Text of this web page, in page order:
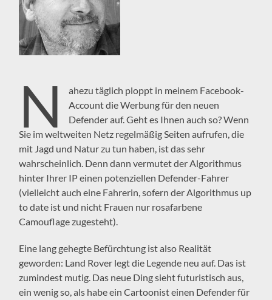
N
ahezu täglich ploppt in meinem Facebook-
Account die Werbung für den neuen
Defender auf. Geht es Ihnen auch so? Wenn
Sie im weltweiten Netz regelmäßig Seiten aufrufen, die
mit Jagd und Natur zu tun haben, ist das sehr
wahrscheinlich. Denn dann vermutet der Algorithmus
hinter Ihrer IP einen potenziellen Defender-Fahrer
(vielleicht auch eine Fahrerin, sofern der Algorithmus up
to date ist und nicht Frauen nur rosafarbene
Camouflage zugesteht).
Eine lang gehegte Befürchtung ist also Realität
geworden: Land Rover legt die Legende neu auf. Das ist
zumindest mutig. Das neue Ding sieht futuristisch aus,
ein wenig so, als habe ein Cartoonist einen Defender für